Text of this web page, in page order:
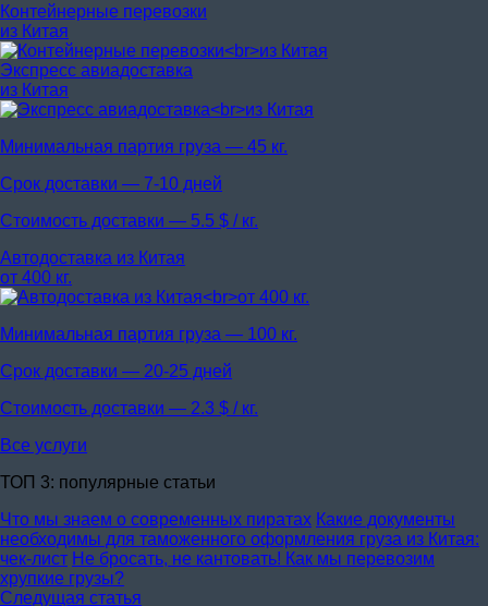
Контейнерные перевозки
из Китая
Экспресс авиадоставка
из Китая
Минимальная партия груза — 45 кг.
Срок доставки — 7-10 дней
Стоимость доставки — 5.5 $ / кг.
Автодоставка из Китая
от 400 кг.
Минимальная партия груза — 100 кг.
Срок доставки — 20-25 дней
Стоимость доставки — 2.3 $ / кг.
Все услуги
ТОП 3: популярные статьи
Что мы знаем о современных пиратах Какие документы
необходимы для таможенного оформления груза из Китая:
чек-лист Не бросать, не кантовать! Как мы перевозим
хрупкие грузы?
Следущая статья